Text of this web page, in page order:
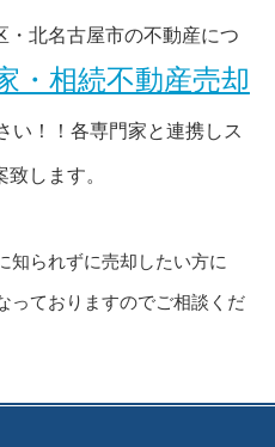
・北名古屋市の不動産につ
相続不動産売却
い！！各専門家と連携しス
します。
知られずに売却したい方に
っておりますのでご相談くだ